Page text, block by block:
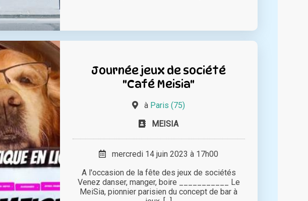
Journée jeux de société
"Café Meisia"
à Paris (75)
MEISIA
mercredi 14 juin 2023 à 17h00
A l'occasion de la fête des jeux de sociétés
Venez danser, manger, boire ___________ Le
MeiSia, pionnier parisien du concept de bar à